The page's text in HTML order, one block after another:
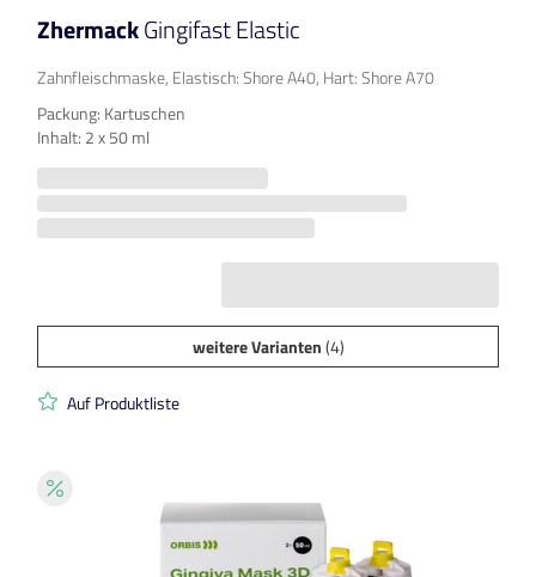
ZhermackGingifast Elastic
Zahnfleischmaske, Elastisch: Shore A40, Hart: Shore A70
Packung: Kartuschen
Inhalt: 2 x 50 ml
weitere Varianten(4)
Auf Produktliste